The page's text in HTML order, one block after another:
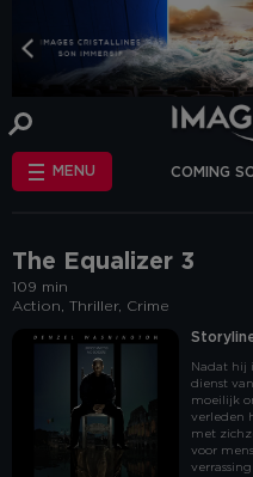
MENU COMING
The Equalizer 3
109 min
Action, Thriller, Crime
Nadat hij
dienst
moeilijk
verleden
met
voor
EN
COOKIES
This
or
provide
We
correctly
The
and
functions.
Are you
do you